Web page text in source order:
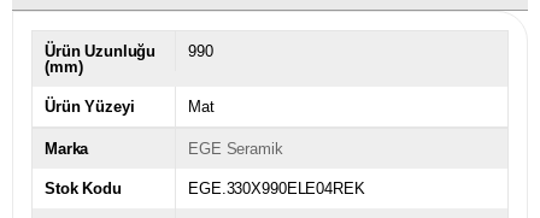
Ürün Uzunluğu
(mm)
990
Ürün Yüzeyi Mat
Marka EGE Seramik
Stok Kodu EGE.330X990ELE04REK